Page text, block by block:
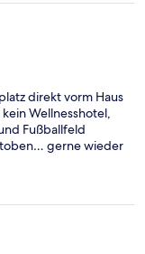
zu gestalten und
ruhige Lage des
Ich konnte
Lärm und der
an einem solch
direkt vorm Haus
Wellnesshotel,
Fußballfeld
gerne wieder